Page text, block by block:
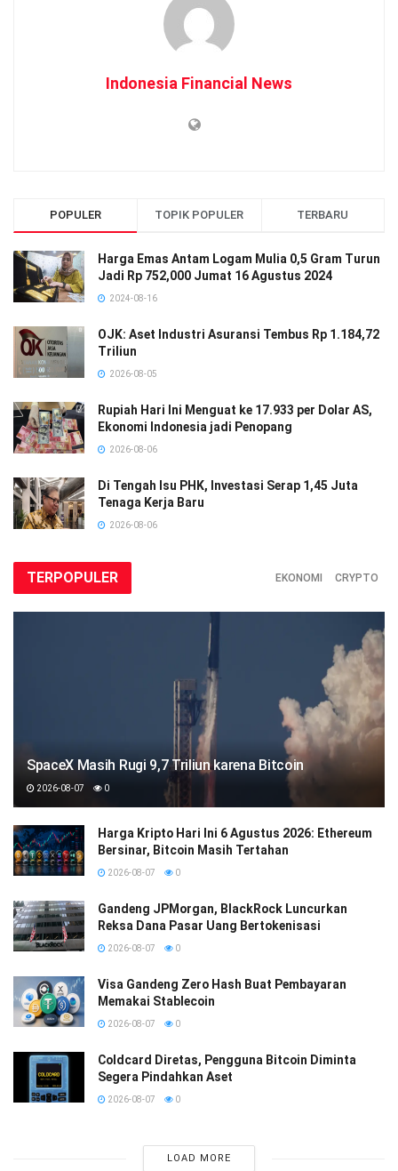
Indonesia Financial News
POPULER TOPIK POPULER TERBARU
Harga Emas Antam Logam Mulia 0,5 Gram Turun
Jadi Rp 752,000 Jumat 16 Agustus 2024
2024-08-16
OJK: Aset Industri Asuransi Tembus Rp 1.184,72
Triliun
2026-08-05
Rupiah Hari Ini Menguat ke 17.933 per Dolar AS,
Ekonomi Indonesia jadi Penopang
2026-08-06
Di Tengah Isu PHK, Investasi Serap 1,45 Juta
Tenaga Kerja Baru
2026-08-06
TERPOPULER EKONOMI CRYPTO
SpaceX Masih Rugi 9,7 Triliun karena Bitcoin
2026-08-07 0
Harga Kripto Hari Ini 6 Agustus 2026: Ethereum
Bersinar, Bitcoin Masih Tertahan
2026-08-07 0
Gandeng JPMorgan, BlackRock Luncurkan
Reksa Dana Pasar Uang Bertokenisasi
2026-08-07 0
Visa Gandeng Zero Hash Buat Pembayaran
Memakai Stablecoin
2026-08-07 0
Coldcard Diretas, Pengguna Bitcoin Diminta
Segera Pindahkan Aset
2026-08-07 0
LOAD MORE